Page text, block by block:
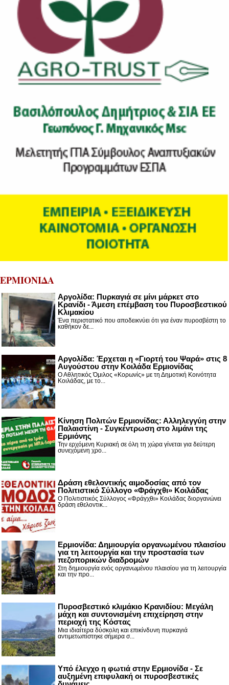
ΕΡΜΙΟΝΙΔΑ
Αργολίδα: Πυρκαγιά σε μίνι μάρκετ στο
Κρανίδι - Άμεση επέμβαση του Πυροσβεστικού
Κλιμακίου
Ένα περιστατικό που αποδεικνύει ότι για έναν πυροσβέστη το
καθήκον δε...
Αργολίδα: Έρχεται η «Γιορτή του Ψαρά» στις 8
Αυγούστου στην Κοιλάδα Ερμιονίδας
Ο Αθλητικός Όμιλος «Κορωνίς» με τη Δημοτική Κοινότητα
Κοιλάδας, με το...
Κίνηση Πολιτών Ερμιονίδας: Αλληλεγγύη στην
Παλαιστίνη - Συγκέντρωση στο λιμάνι της
Ερμιόνης
Την ερχόμενη Κυριακή σε όλη τη χώρα γίνεται για δεύτερη
συνεχόμενη χρο...
Δράση εθελοντικής αιμοδοσίας από τον
Πολιτιστικό Σύλλογο «Φράγχθι» Κοιλάδας
Ο Πολιτιστικός Σύλλογος «Φράγχθι» Κοιλάδας διοργανώνει
δράση εθελοντικ...
Ερμιονίδα: Δημιουργία οργανωμένου πλαισίου
για τη λειτουργία και την προστασία των
πεζοπορικών διαδρομών
Στη δημιουργία ενός οργανωμένου πλαισίου για τη λειτουργία
και την προ...
Πυροσβεστικό κλιμάκιο Κρανιδίου: Μεγάλη
μάχη και συντονισμένη επιχείρηση στην
περιοχή της Κόστας
Μια ιδιαίτερα δύσκολη και επικίνδυνη πυρκαγιά
αντιμετωπίστηκε σήμερα σ...
Υπό έλεγχο η φωτιά στην Ερμιονίδα - Σε
αυξημένη επιφυλακή οι πυροσβεστικές